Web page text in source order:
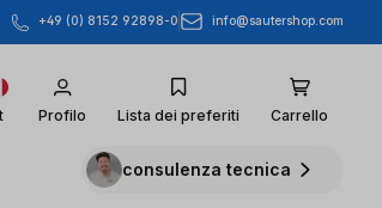
+49 (0) 8152 92898-0 info@sautershop.com
Profilo Lista dei preferiti Carrello
consulenza tecnica